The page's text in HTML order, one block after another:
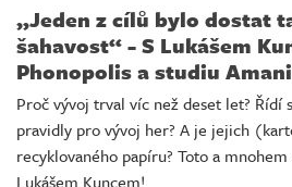
„Jeden z cílů bylo dostat
šahavost“ - S Lukášem
Phonopolis a studiu
Proč vývoj trval víc než deset let? Řídí
pravidly pro vývoj her? A je jejich
recyklovaného papíru? Toto a
Lukášem Kuncem!